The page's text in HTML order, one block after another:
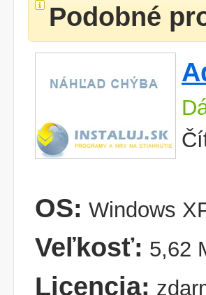
Podobné
OS: Windows
Veľkosť: 5,62
Licencia: